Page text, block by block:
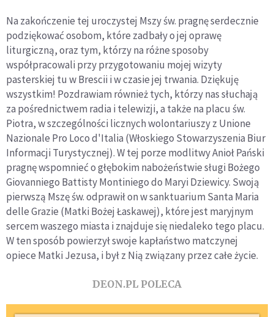
Na zakończenie tej uroczystej Mszy św. pragnę serdecznie
podziękować osobom, które zadbały o jej oprawę
liturgiczną, oraz tym, którzy na różne sposoby
współpracowali przy przygotowaniu mojej wizyty
pasterskiej tu w Brescii i w czasie jej trwania. Dziękuję
wszystkim! Pozdrawiam również tych, którzy nas słuchają
za pośrednictwem radia i telewizji, a także na placu św.
Piotra, w szczególności licznych wolontariuszy z Unione
Nazionale Pro Loco d'Italia (Włoskiego Stowarzyszenia Biur
Informacji Turystycznej). W tej porze modlitwy Anioł Pański
pragnę wspomnieć o głębokim nabożeństwie sługi Bożego
Giovanniego Battisty Montiniego do Maryi Dziewicy. Swoją
pierwszą Mszę św. odprawił on w sanktuarium Santa Maria
delle Grazie (Matki Bożej Łaskawej), które jest maryjnym
sercem waszego miasta i znajduje się niedaleko tego placu.
W ten sposób powierzył swoje kapłaństwo matczynej
opiece Matki Jezusa, i był z Nią związany przez całe życie.
DEON.PL POLECA